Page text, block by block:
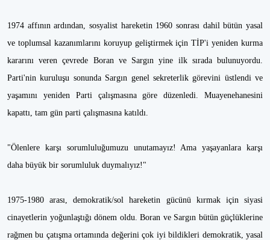
1974 affının ardından, sosyalist hareketin 1960 sonrası dahil bütün yasal
ve toplumsal kazanımlarını koruyup geliştirmek için TİP'i yeniden kurma
kararını veren çevrede Boran ve Sargın yine ilk sırada bulunuyordu.
Parti'nin kuruluşu sonunda Sargın genel sekreterlik görevini üstlendi ve
yaşamını yeniden Parti çalışmasına göre düzenledi. Muayenehanesini
kapattı, tam gün parti çalışmasına katıldı.
"Ölenlere karşı sorumluluğumuzu unutamayız! Ama yaşayanlara karşı
daha büyük bir sorumluluk duymalıyız!"
1975-1980 arası, demokratik/sol hareketin gücünü kırmak için siyasi
cinayetlerin yoğunlaştığı dönem oldu. Boran ve Sargın bütün güçlüklerine
rağmen bu çatışma ortamında değerini çok iyi bildikleri demokratik, yasal